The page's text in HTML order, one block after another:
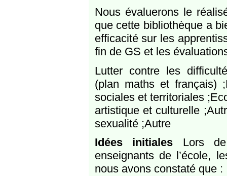
Nous évaluerons le
que cette bibliothèque a
efficacité sur les
fin de GS et les
Lutter contre les
(plan maths et français)
sociales et territoriales
artistique et culturelle
sexualité ;Autre
Idées initiales Lors de
enseignants de l’école,
nous avons constaté que :